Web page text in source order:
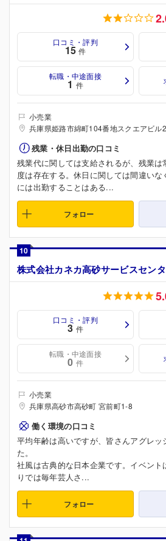
口コミ・評判
15 件
転職・中途面接
1 件
小売業
兵庫県姫路市綿町104番地スクエアビル
残業・休日出勤の口コミ
残業代に関しては支給されるが、残業
度は存在する。休日に関しては間違い
には出勤することはある...
フォロー
10
株式会社カネカ高砂サービスセン
口コミ・評判
3 件
転職・中途面接
0 件
小売業
兵庫県高砂市高砂町 宮前町1-8
働く環境の口コミ
平均年齢は高いですが、皆さんアグレッ
た。
社風は古典的な日本企業です。イベント
りでは毎年芸人さ...
フォロー